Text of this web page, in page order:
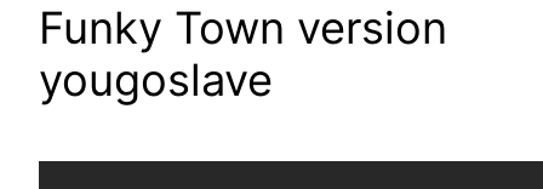
Funky Town version
yougoslave